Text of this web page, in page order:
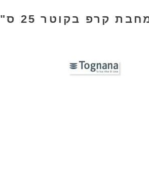
קרפ בקוטר 25 ס"מ בגוון אפור